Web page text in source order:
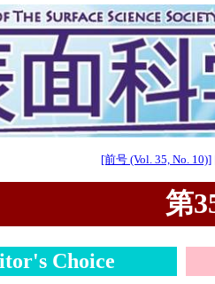
[前号 (Vol. 35, No. 10)]
第
Choice